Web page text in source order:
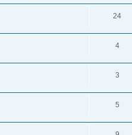
24
4
3
5